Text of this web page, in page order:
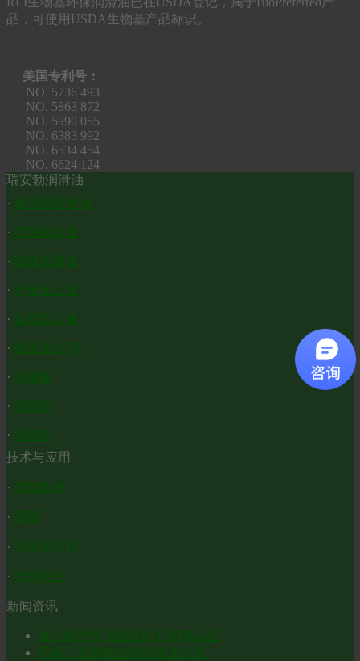
品，可使用USDA生物基产品标识。
美国专利号：
NO. 5736 493
NO. 5863 872
NO. 5990 055
NO. 6383 992
NO. 6534 454
NO. 6624 124
瑞安勃润滑油
· 食品级润滑油
· 高温链条油
· 防锈润滑油
· 环保液压油
· 金属加工液
· 船用油/VGP
· 车用油
· 添加剂
· 清洗剂
技术与应用
· 成功案例
· 新闻
· 实验室信息
· 安全科技
新闻资讯
食品级润滑油通过KOSHER认证
环保无毒的钢丝绳润滑油方案